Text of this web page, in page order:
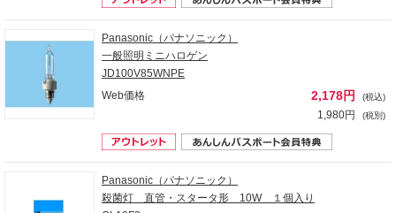
Panasonic（パナソニック）
一般照明ミニハロゲン
JD100V85WNPE
Web価格
2,178円 (税込)
1,980円 (税別)
Panasonic（パナソニック）
殺菌灯 直管・スタータ形 10W １個入り